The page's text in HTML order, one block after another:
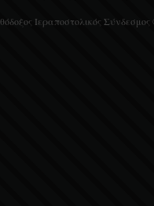
Ιεραποστολικός